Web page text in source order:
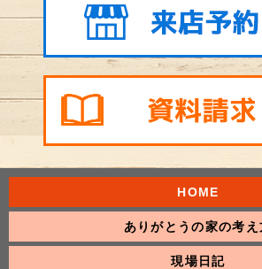
HOME
ありがとうの家の考え
現場日記